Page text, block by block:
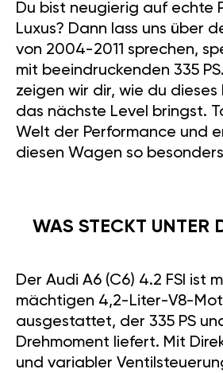
Du bist neugierig auf echte
Luxus? Dann lass uns über
von 2004-2011 sprechen,
mit beeindruckenden 335
zeigen wir dir, wie du
das nächste Level bringst.
Welt der Performance und
diesen Wagen so
WAS STECKT UNTER
Der Audi A6 (C6) 4.2 FSI ist
mächtigen 4,2-Liter-V8-
ausgestattet, der 335 PS
Drehmoment liefert. Mit
und variabler